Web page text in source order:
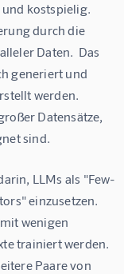
kostspielig.
durch die
Daten.  Das
generiert und
werden.
Datensätze,
sind.
LLMs als "Few-
einzusetzen.
wenigen
trainiert werden.
Paare von